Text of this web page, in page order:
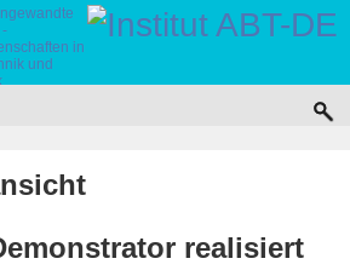
in
und
realisiert